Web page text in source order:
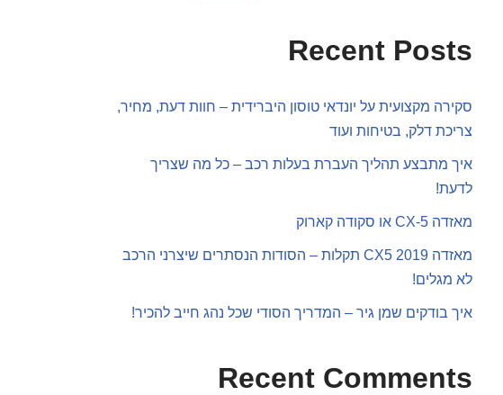
Recent Posts
סקירה מקצועית על יונדאי טוסון היברידית – חוות דעת, מחיר,
צריכת דלק, בטיחות ועוד
איך מתבצע תהליך העברת בעלות רכב – כל מה שצריך
לדעת!
מאזדה CX-5 או סקודה קארוק
מאזדה CX5 2019 תקלות – הסודות הנסתרים שיצרני הרכב
לא מגלים!
איך בודקים שמן גיר – המדריך הסודי שכל נהג חייב להכיר!
Recent Comments